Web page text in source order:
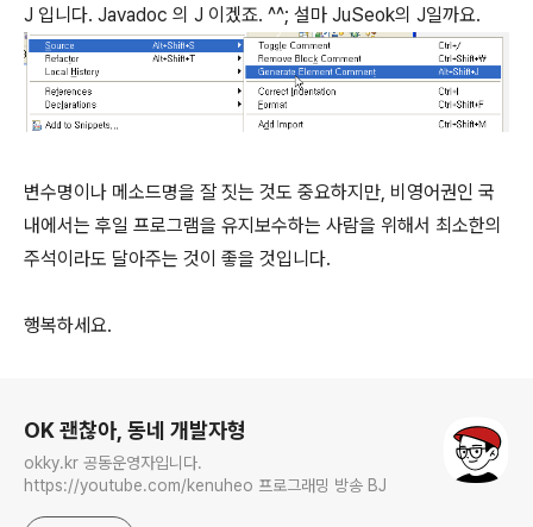
J 입니다. Javadoc 의 J 이겠죠. ^^; 설마 JuSeok의 J일까요.
변수명이나 메소드명을 잘 짓는 것도 중요하지만, 비영어권인 국
내에서는 후일 프로그램을 유지보수하는 사람을 위해서 최소한의
주석이라도 달아주는 것이 좋을 것입니다.
행복하세요.
OK 괜찮아, 동네 개발자형
okky.kr 공동운영자입니다.
https://youtube.com/kenuheo 프로그래밍 방송 BJ